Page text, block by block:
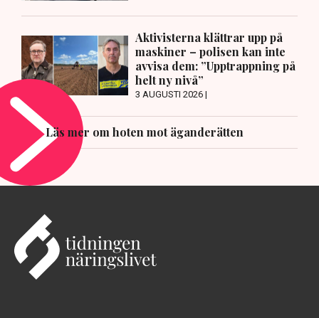
Aktivisterna klättrar upp på
maskiner – polisen kan inte
avvisa dem: ”Upptrappning på
helt ny nivå”
3 AUGUSTI 2026 |
Läs mer om hoten mot äganderätten